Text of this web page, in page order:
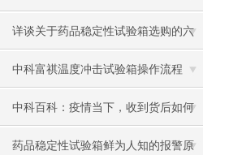
23制冷剂特性
详谈关于药品稳定性试验箱选购的六
点注意事项
中科富祺温度冲击试验箱操作流程
中科百科：疫情当下，收到货后如何
正确使用我公司药品稳定性试验箱
药品稳定性试验箱鲜为人知的报警原